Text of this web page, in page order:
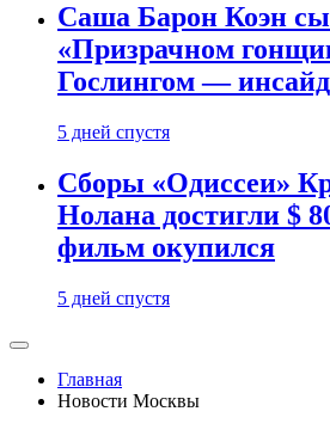
Саша Барон Коэн
«Призрачном
Гослингом —
5 дней спустя
Сборы «Одиссеи»
Нолана достигли $
фильм окупился
5 дней спустя
Главная
Новости Москвы